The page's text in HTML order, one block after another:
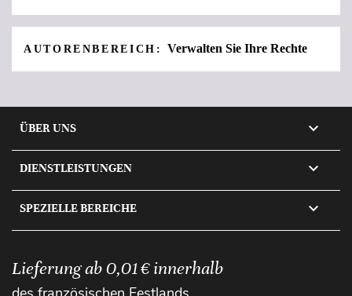
AUTORENBEREICH: Verwalten Sie Ihre Rechte
ÜBER UNS 
DIENSTLEISTUNGEN 
SPEZIELLE BEREICHE 
Lieferung ab 0,01 € innerhalb